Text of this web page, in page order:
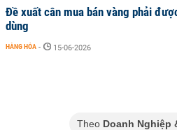
Đề xuất cân mua bán vàng phải
dùng
HÀNG HÓA - 15-06-2026
Theo Doanh Nghiệp